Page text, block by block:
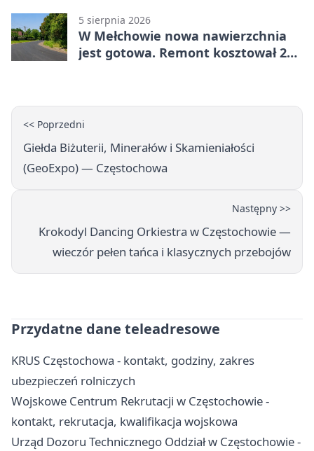
5 sierpnia 2026
W Mełchowie nowa nawierzchnia
jest gotowa. Remont kosztował 222
<< Poprzedni
Giełda Biżuterii, Minerałów i Skamieniałości
(GeoExpo) — Częstochowa
Następny >>
Krokodyl Dancing Orkiestra w Częstochowie —
wieczór pełen tańca i klasycznych przebojów
Przydatne dane teleadresowe
KRUS Częstochowa - kontakt, godziny, zakres
ubezpieczeń rolniczych
Wojskowe Centrum Rekrutacji w Częstochowie -
kontakt, rekrutacja, kwalifikacja wojskowa
Urząd Dozoru Technicznego Oddział w Częstochowie -